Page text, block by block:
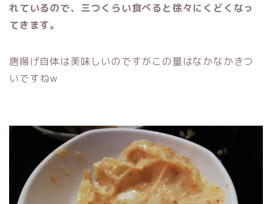
れているので、三つくらい食べると徐々にくどくなっ
てきます。
唐揚げ自体は美味しいのですがこの量はなかなかきつ
いですねw